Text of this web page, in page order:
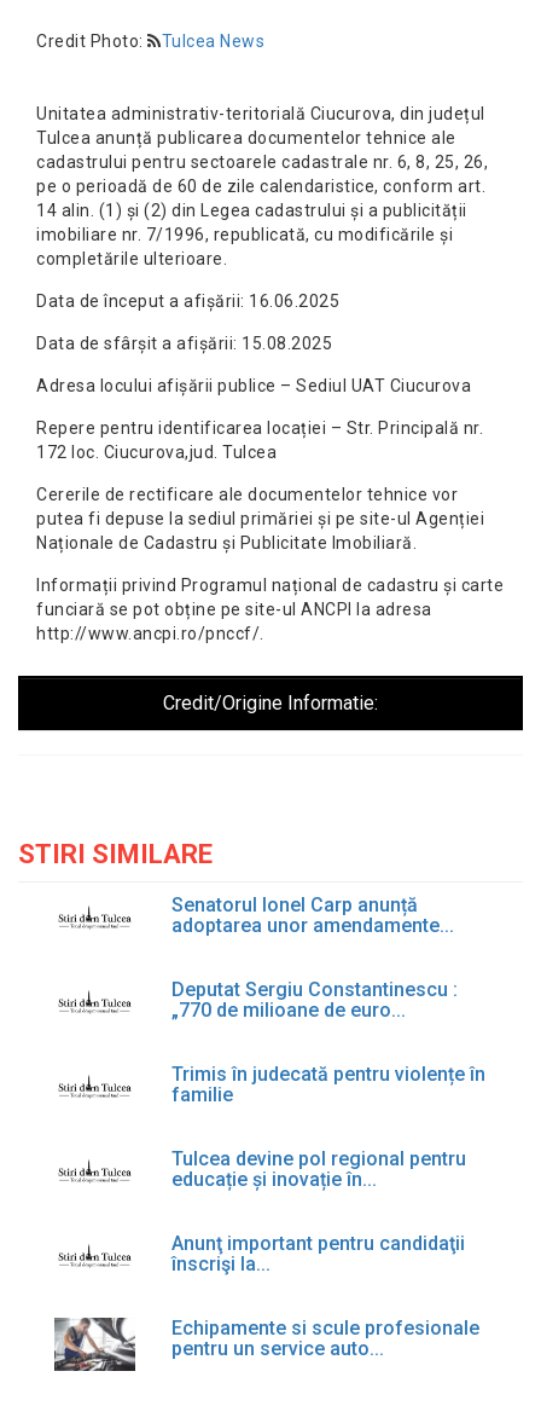
Credit Photo: Tulcea News
Unitatea administrativ-teritorială Ciucurova, din județul
Tulcea anunță publicarea documentelor tehnice ale
cadastrului pentru sectoarele cadastrale nr. 6, 8, 25, 26,
pe o perioadă de 60 de zile calendaristice, conform art.
14 alin. (1) și (2) din Legea cadastrului și a publicității
imobiliare nr. 7/1996, republicată, cu modificările și
completările ulterioare.
Data de început a afișării: 16.06.2025
Data de sfârșit a afișării: 15.08.2025
Adresa locului afișării publice – Sediul UAT Ciucurova
Repere pentru identificarea locației – Str. Principală nr.
172 loc. Ciucurova,jud. Tulcea
Cererile de rectificare ale documentelor tehnice vor
putea fi depuse la sediul primăriei și pe site-ul Agenției
Naționale de Cadastru și Publicitate Imobiliară.
Informații privind Programul național de cadastru și carte
funciară se pot obține pe site-ul ANCPI la adresa
http://www.ancpi.ro/pnccf/.
Credit/Origine Informatie:
STIRI SIMILARE
Senatorul Ionel Carp anunță
adoptarea unor amendamente...
Deputat Sergiu Constantinescu :
„770 de milioane de euro...
Trimis în judecată pentru violențe în
familie
Tulcea devine pol regional pentru
educație și inovație în...
Anunţ important pentru candidaţii
înscrişi la...
Echipamente si scule profesionale
pentru un service auto...